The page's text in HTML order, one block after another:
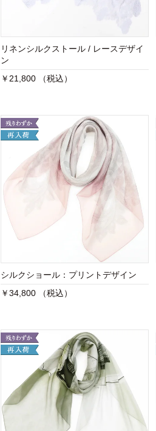
リネンシルクストール / レースデザイ
ン
￥21,800 （税込）
シルクショール：プリントデザイン
￥34,800 （税込）